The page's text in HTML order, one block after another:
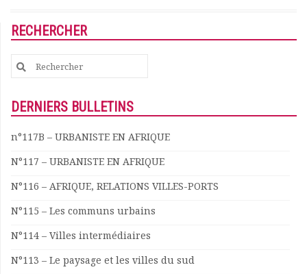
Les adhérents
Annuaire
Offres d’emploi
Forum
Nous contacter
RECHERCHER
Search
for:
DERNIERS BULLETINS
n°117B – URBANISTE EN AFRIQUE
N°117 – URBANISTE EN AFRIQUE
N°116 – AFRIQUE, RELATIONS VILLES-PORTS
N°115 – Les communs urbains
N°114 – Villes intermédiaires
N°113 – Le paysage et les villes du sud